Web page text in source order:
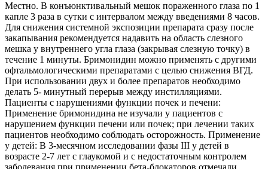
Местно. В конъюнктивальный мешок пораженного глаза по 1
капле 3 раза в сутки с интервалом между введениями 8 часов.
Для снижения системной экспозиции препарата сразу после
закапывания рекомендуется надавить на область слезного
мешка у внутреннего угла глаза (закрывая слезную точку) в
течение 1 минуты. Бримонидин можно применять с другими
офтальмологическими препаратами с целью снижения ВГД.
При использовании двух и более препаратов необходимо
делать 5- минутный перерыв между инстилляциями.
Пациенты с нарушениями функции почек и печени:
Применение бримонидина не изучали у пациентов с
нарушением функции печени или почек; при лечении таких
пациентов необходимо соблюдать осторожность. Применение
у детей: В 3-месячном исследовании фазы III у детей в
возрасте 2-7 лет с глаукомой и с недостаточным контролем